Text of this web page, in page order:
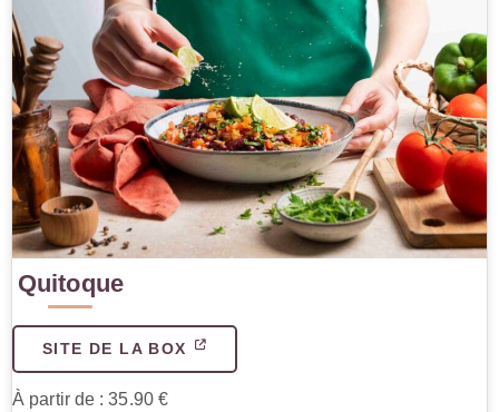
Quitoque
SITE DE LA BOX
À partir de : 35.90 €